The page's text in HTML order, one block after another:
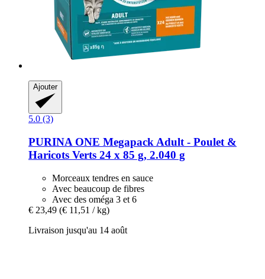
Ajouter
5.0 (3)
PURINA ONE Megapack Adult -​ Poulet &
Haricots Verts 24 x 85 g, 2.040 g
Morceaux tendres en sauce
Avec beaucoup de fibres
Avec des oméga 3 et 6
€ 23,49 (€ 11,51 / kg)
Livraison jusqu'au 14 août